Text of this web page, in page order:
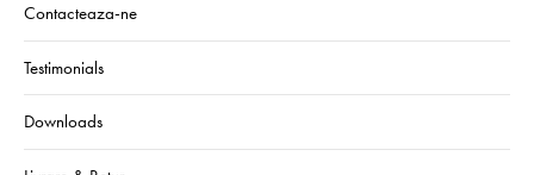
Contacteaza-ne
Testimonials
Downloads